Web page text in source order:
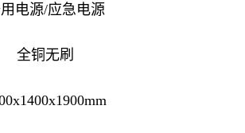
电源/应急电源
全铜无刷